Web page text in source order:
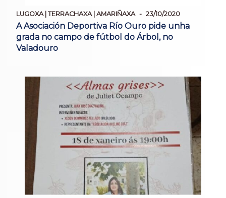
LUGOXA | TERRACHAXA | AMARIÑAXA 23/10/2020
A Asociación Deportiva Río Ouro pide unha
grada no campo de fútbol do Árbol, no
Valadouro